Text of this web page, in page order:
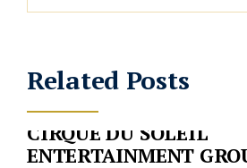
Related Posts
CIRQUE DU SOLEIL
ENTERTAINMENT